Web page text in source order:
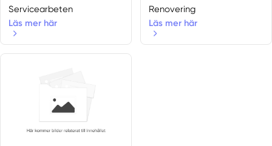
Vikbolandet
Vikingstad
Servicearbeten
Läs mer här
Renovering
Läs mer här